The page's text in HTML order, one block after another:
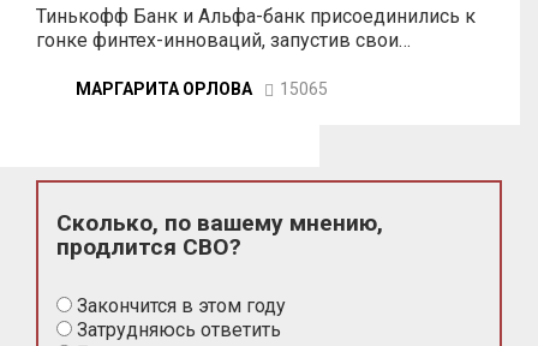
Тинькофф Банк и Альфа-банк присоединились к
гонке финтех-инноваций, запустив свои…
МАРГАРИТА ОРЛОВА 15065
Сколько, по вашему мнению,
продлится СВО?
Закончится в этом году
Затрудняюсь ответить